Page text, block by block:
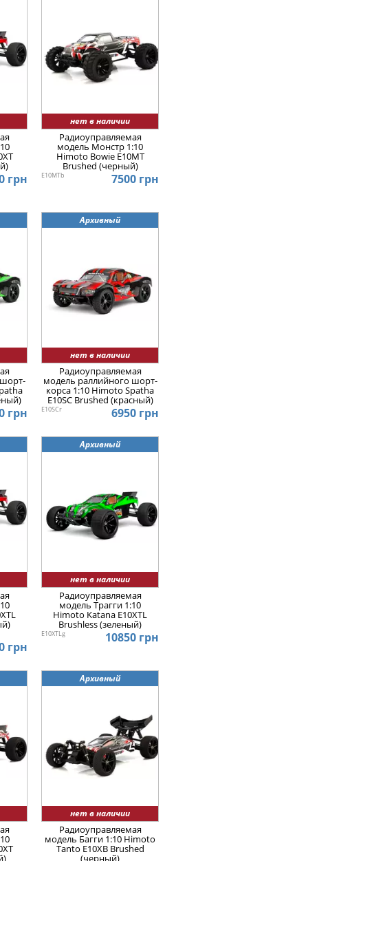
грн
нет в наличии
Радиоуправляемая
модель Монстр 1:10
Himoto Bowie E10MT
Brushed (черный)
E10MTb 7500 грн
грн
Архивный
нет в наличии
Радиоуправляемая
модель раллийного шорт-
корса 1:10 Himoto Spatha
E10SC Brushed (красный)
E10SCr 6950 грн
грн
Архивный
нет в наличии
Радиоуправляемая
модель Трагги 1:10
Himoto Katana E10XTL
Brushless (зеленый)
E10XTLg 10850 грн
Архивный
нет в наличии
Радиоуправляемая
модель Багги 1:10 Himoto
Tanto E10XB Brushed
(черный)